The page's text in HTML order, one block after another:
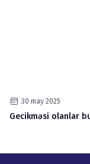
30 may 2025
Gecikməsi olanlar